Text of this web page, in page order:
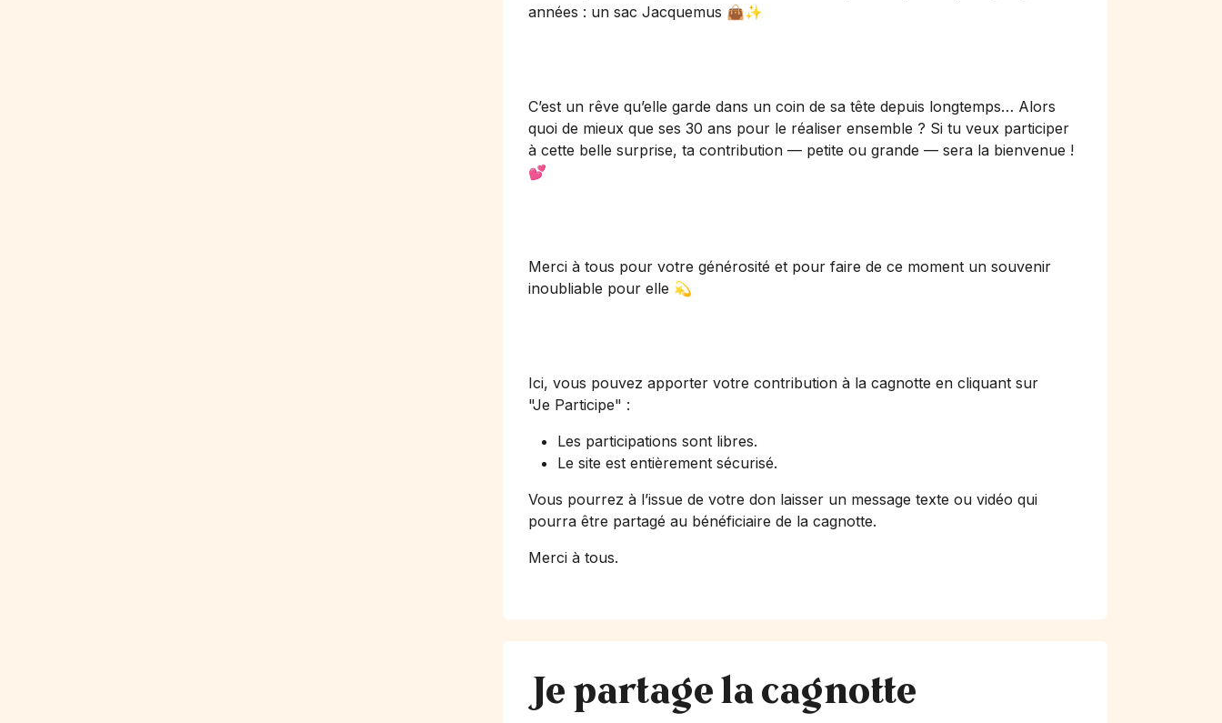
années : un sac Jacquemus 👜✨
C’est un rêve qu’elle garde dans un coin de sa tête depuis longtemps… Alors
quoi de mieux que ses 30 ans pour le réaliser ensemble ? Si tu veux participer
à cette belle surprise, ta contribution — petite ou grande — sera la bienvenue !
💕
Merci à tous pour votre générosité et pour faire de ce moment un souvenir
inoubliable pour elle 💫
Ici, vous pouvez apporter votre contribution à la cagnotte en cliquant sur
"Je Participe" :
Les participations sont libres.
Le site est entièrement sécurisé.
Vous pourrez à l’issue de votre don laisser un message texte ou vidéo qui
pourra être partagé au bénéficiaire de la cagnotte.
Merci à tous.
Je partage la cagnotte